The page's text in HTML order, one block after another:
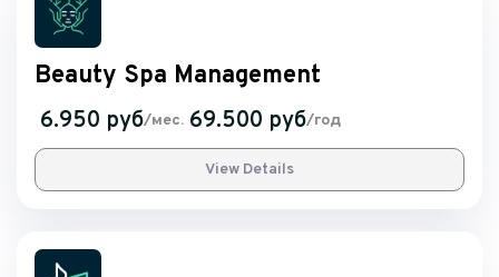
Beauty Spa Management
6.950 руб/мес. 69.500 руб/год
View Details